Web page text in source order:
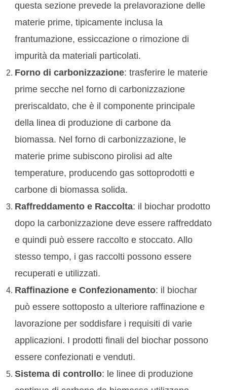
questa sezione prevede la prelavorazione delle
materie prime, tipicamente inclusa la
frantumazione, essiccazione o rimozione di
impurità da materiali particolati.
Forno di carbonizzazione: trasferire le materie
prime secche nel forno di carbonizzazione
preriscaldato, che è il componente principale
della linea di produzione di carbone da
biomassa. Nel forno di carbonizzazione, le
materie prime subiscono pirolisi ad alte
temperature, producendo gas sottoprodotti e
carbone di biomassa solida.
Raffreddamento e Raccolta: il biochar prodotto
dopo la carbonizzazione deve essere raffreddato
e quindi può essere raccolto e stoccato. Allo
stesso tempo, i gas raccolti possono essere
recuperati e utilizzati.
Raffinazione e Confezionamento: il biochar
può essere sottoposto a ulteriore raffinazione e
lavorazione per soddisfare i requisiti di varie
applicazioni. I prodotti finali del biochar possono
essere confezionati e venduti.
Sistema di controllo: le linee di produzione